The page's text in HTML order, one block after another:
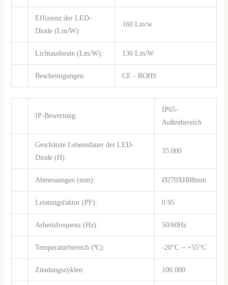
Effizienz der LED-
Diode (Lm/W):
160 Lm/w
Lichtausbeute (Lm/W): 130 Lm/W
Bescheinigungen: CE - ROHS
IP-Bewertung:
IP65-
Außenbereich
Geschätzte Lebensdauer der LED-
Diode (H):
35.000
Abmessungen (mm): Ø270XH88mm
Leistungsfaktor (PF): 0.95
Arbeitsfrequenz (Hz): 50/60Hz
Temperaturbereich (ºC): -20°C ~ +55°C
Zündungszyklen: 100.000